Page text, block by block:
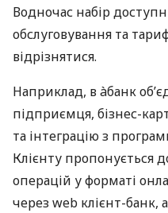
Водночас набір
обслуговування та
відрізнятися.
Наприклад, в àбанк
підприємця, бізнес-
та інтеграцію з
Клієнту пропонується
операцій у форматі
через web клієнт-банк,